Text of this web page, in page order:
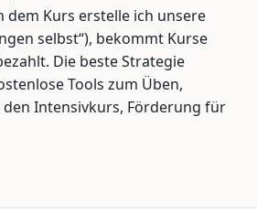
dem Kurs erstelle ich unsere
selbst“), bekommt Kurse
Die beste Strategie
Tools zum Üben,
Intensivkurs, Förderung für